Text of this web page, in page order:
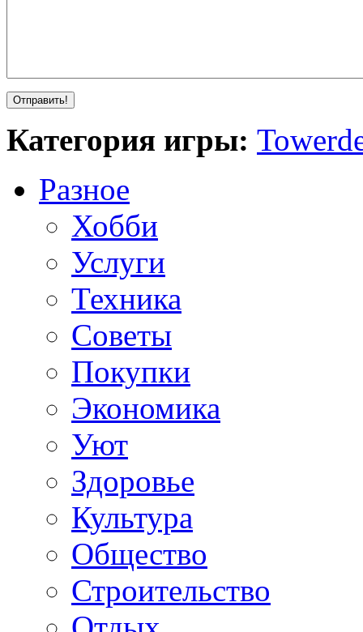
Категория игры:
Разное
Хобби
Услуги
Техника
Советы
Покупки
Экономика
Уют
Здоровье
Культура
Общество
Строительство